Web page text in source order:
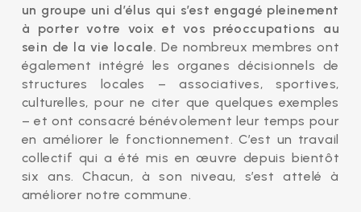
un groupe uni d’élus qui s’est engagé pleinement
à porter votre voix et vos préoccupations au
sein de la vie locale. De nombreux membres ont
également intégré les organes décisionnels de
structures locales – associatives, sportives,
culturelles, pour ne citer que quelques exemples
– et ont consacré bénévolement leur temps pour
en améliorer le fonctionnement. C’est un travail
collectif qui a été mis en œuvre depuis bientôt
six ans. Chacun, à son niveau, s’est attelé à
améliorer notre commune.